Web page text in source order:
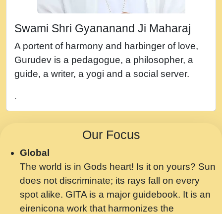
न म गवद गपल गद फर, पयर महन न रझद फर! shri
नह भरस रह लडडल... अपन खट करम क !!!! मह दद
सहर चरण क .....mp3
बगड नसब कसन सवर तर बगर Shri ravinandan
shastri ji maharaj.mp3
Chahe Ram Ho Chahe Shyam Ho.mp3
मझ अपन जवन बनन न आय, रठ हर क मनन न आय
Shri ravinandan shastri ji maharaj.mp3
मन अशांत मंत्र जाप - गीता प्रेरणा -Swami
Gyananand Ji Maharaj.mp3
Swami Shri Gyananand Ji Maharaj
A portent of harmony and harbinger of love,
Gurudev is a pedagogue, a philosopher, a
guide, a writer, a yogi and a social server.
.
Our Focus
Global
The world is in Gods heart! Is it on yours? Sun
does not discriminate; its rays fall on every
spot alike. GITA is a major guidebook. It is an
eirenicona work that harmonizes the